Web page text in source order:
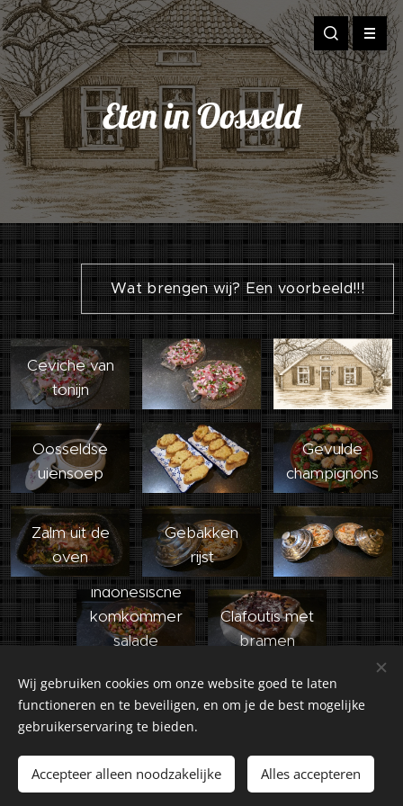
Eten in Oosseld
Wat brengen wij? Een voorbeeld!!!
Ceviche van
tonijn
Oosseldse
uiensoep
Gevulde
champignons
Zalm uit de
oven
Gebakken
rijst
Indonesische
komkommer
salade
Clafoutis met
bramen
©2018-2026 Kuiranto Culinary Creations. Oosseldstraat 8,
Cookies
Wij gebruiken cookies om onze website goed te laten
functioneren en te beveiligen, en om je de best mogelijke
gebruikerservaring te bieden.
Accepteer alleen noodzakelijke Alles accepteren